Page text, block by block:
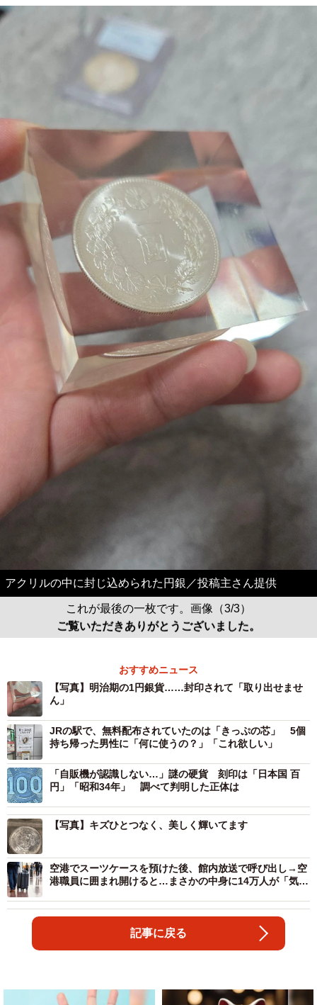
アクリルの中に封じ込められた円銀／投稿主さん提供
これが最後の一枚です。画像（3/3）
ご覧いただきありがとうございました。
おすすめニュース
【写真】明治期の1円銀貨……封印されて「取り出せませ
ん」
JRの駅で、無料配布されていたのは「きっぷの芯」 5個
持ち帰った男性に「何に使うの？」「これ欲しい」
「自販機が認識しない…」謎の硬貨 刻印は「日本国 百
円」「昭和34年」 調べて判明した正体は
【写真】キズひとつなく、美しく輝いてます
空港でスーツケースを預けた後、館内放送で呼び出し→空
港職員に囲まれ開けると…まさかの中身に14万人が「気持
記事に戻る